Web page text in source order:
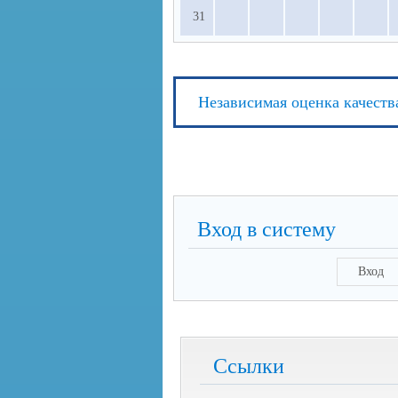
31
Независимая оценка
Вход в систему
Вход
Ссылки